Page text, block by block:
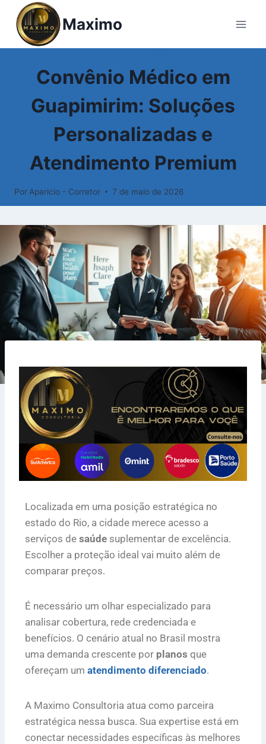
Maximo
Convênio Médico em
Guapimirim: Soluções
Personalizadas e
Atendimento Premium
Por Aparicio - Corretor 7 de maio de 2026
Localizada em uma posição estratégica no
estado do Rio, a cidade merece acesso a
serviços de saúde suplementar de excelência.
Escolher a proteção ideal vai muito além de
comparar preços.
É necessário um olhar especializado para
analisar cobertura, rede credenciada e
benefícios. O cenário atual no Brasil mostra
uma demanda crescente por planos que
ofereçam um atendimento diferenciado.
A Maximo Consultoria atua como parceira
estratégica nessa busca. Sua expertise está em
conectar necessidades específicas às melhores